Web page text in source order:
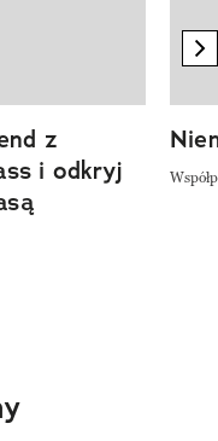
z
i odkryj